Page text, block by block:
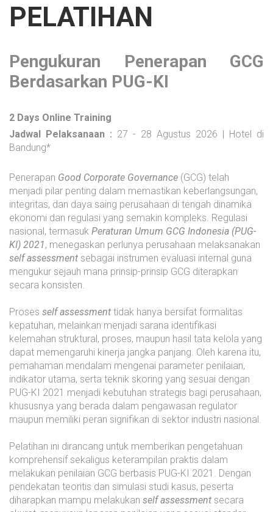
PELATIHAN
Pengukuran Penerapan GCG
Berdasarkan PUG-KI
2 Days Online Training
Jadwal Pelaksanaan : 27 - 28 Agustus 2026 | Hotel di
Bandung*
Penerapan Good Corporate Governance (GCG) telah
menjadi pilar penting dalam memastikan keberlangsungan,
integritas, dan daya saing perusahaan di tengah dinamika
ekonomi dan regulasi yang semakin kompleks. Regulasi
nasional, termasuk Peraturan Umum GCG Indonesia (PUG-
KI) 2021, menegaskan perlunya perusahaan melaksanakan
self assessment sebagai instrumen evaluasi internal guna
mengukur sejauh mana prinsip-prinsip GCG diterapkan
secara konsisten.
Proses self assessment tidak hanya bersifat formalitas
kepatuhan, melainkan menjadi sarana identifikasi
kelemahan struktural, proses, maupun hasil tata kelola yang
dapat memengaruhi kinerja jangka panjang. Oleh karena itu,
pemahaman mendalam mengenai parameter penilaian,
indikator utama, serta teknik skoring yang sesuai dengan
PUG-KI 2021 menjadi kebutuhan strategis bagi perusahaan,
khususnya yang berada dalam pengawasan regulator
maupun memiliki peran signifikan di sektor industri nasional.
Pelatihan ini dirancang untuk memberikan pengetahuan
komprehensif sekaligus keterampilan praktis dalam
melakukan penilaian GCG berbasis PUG-KI 2021. Dengan
pendekatan teoritis dan simulasi studi kasus, peserta
diharapkan mampu melakukan self assessment secara